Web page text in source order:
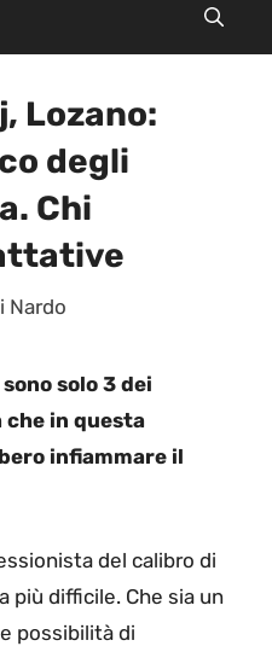
Lozano:
degli
Chi
Nardo
solo 3 dei
che in questa
infiammare il
del calibro di
più difficile. Che sia un
possibilità di